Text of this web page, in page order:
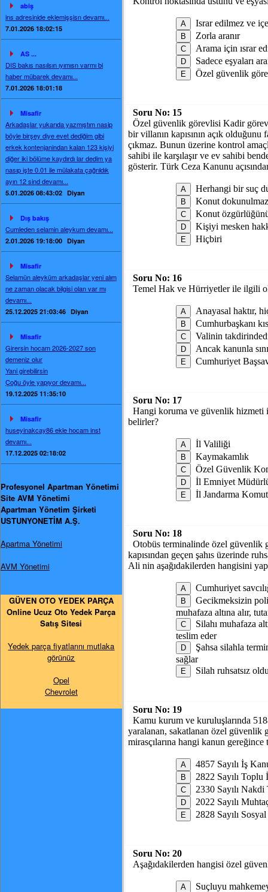
abiş
ins adresinide eklemişşisn devamı...
7.01.2026 18:02:15
AS ...
DIS bakıs nasılsın ıyımısn varmı bi
haber mübarek devamı...
7.01.2026 18:01:18
Misafir
Arkadaşlar yukarıda yazmıştım nasip
böyle birşey diye evet dediğim gibi
erkek kontenjanindan kalan 123 kişiyi
diğer iki bölüme kaydırdı lar dedim ya
nasıp işte 0.01 ile mülakata çağrıldık
ayın 12 sind devamı...
5.01.2026 08:43:02 Diyan
Dış bakış
Cumleden selamin aleykum devamı...
2.01.2026 19:18:00 Diyan
Misafir
Selamün aleyküm arkadaşlar yeni alım
ne zaman olacak bilgisi olan var mı
devamı...
25.12.2025 21:03:46 Diyan
Misafir
Girersin hocam 2026-2027 son
demeniz olur
Yani girebilirsin
Çoğu öyle yapıyor devamı...
19.12.2025 11:35:10
Misafir
huseyinakcay86 ekle hocam inst
devamı...
17.12.2025 02:18:02
Profesyonel Apartman Yönetimi
Site AVM Yönetimi
Apartman Yönetim Şirketi
USTUNYONETİM A.Ş.
Apartma Yönetimi
AVM Yönetimi
GÜVEN OTO YEDEK PARÇA
Online Ucuz Oto Yedek Parça
Satış Sitesi
Yedek parça fiyatlarını mutlaka
görünüz
Opel
Chevrolet
Israr edilmez ve
Zorla aranır
Arama için ısrar
Sadece eşyaları
Özel güvenlik
Soru No: 15
Özel güvenlik görevlisi Kadir
bir villanın kapısının açık
çıkmaz. Bunun üzerine kontrol
sahibi ile karşılaşır ve ev sahibi
gösterir. Türk Ceza Kanunu
Herhangi bir suç
Konut
Konut
Kişiyi mesken
Hiçbiri
Soru No: 16
Temel Hak ve Hürriyetler ile ilgili
Anayasal haktır,
Cumhurbaşkanı
Valinin
Ancak kanunla
Cumhuriyet
Soru No: 17
Hangi koruma ve güvenlik
belirler?
İl Valiliği
Kaymakamlık
Özel Güvenlik
İl Emniyet
İl Jandarma
Soru No: 18
Otobüs terminalinde özel güvenlik
kapısından geçen şahıs üzerinde
Ali nin aşağıdakilerden hangisini
Cumhuriyet
Gecikmeksizin
muhafaza altına alır,
Silahı muhafaza
teslim eder
Şahsa silahla
sağlar
Silah ruhsatsız
Soru No: 19
Kamu kurum ve kuruluşlarında
yaralanan, sakatlanan özel
mirasçılarına hangi kanun
4857 Sayılı İş
2822 Sayılı
2330 Sayılı
2022 Sayılı
2828 Sayılı
Soru No: 20
Aşağıdakilerden hangisi özel
Suçluyu